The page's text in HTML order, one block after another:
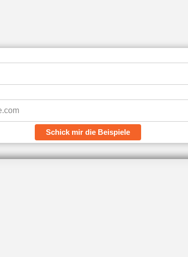
Schick mir die Beispiele